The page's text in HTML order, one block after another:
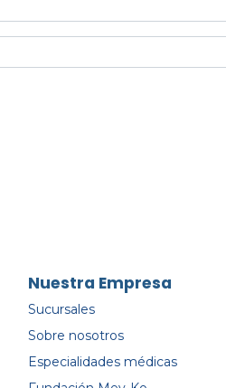
Nuestra Empresa
Sucursales
Sobre nosotros
Especialidades médicas